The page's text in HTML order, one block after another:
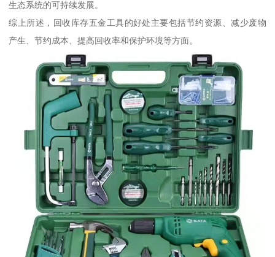
生态系统的可持续发展。
综上所述，回收库存五金工具的好处主要包括节约资源、减少废物
产生、节约成本、提高回收率和保护环境等方面。